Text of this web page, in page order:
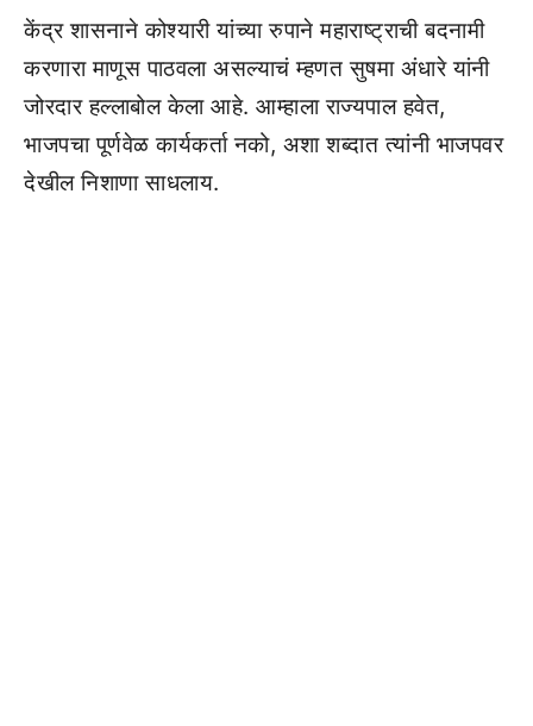
केंद्र शासनाने कोश्यारी यांच्या रुपाने महाराष्ट्राची बदनामी
करणारा माणूस पाठवला असल्याचं म्हणत सुषमा अंधारे यांनी
जोरदार हल्लाबोल केला आहे. आम्हाला राज्यपाल हवेत,
भाजपचा पूर्णवेळ कार्यकर्ता नको, अशा शब्दात त्यांनी भाजपवर
देखील निशाणा साधलाय.